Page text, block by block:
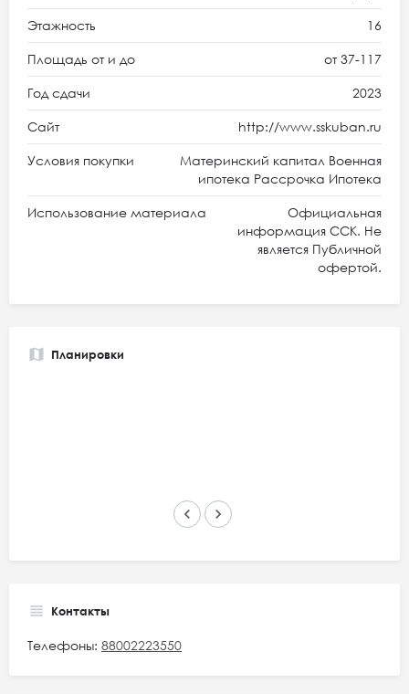
Этажность 16
Площадь от и до от 37-117
Год сдачи 2023
Сайт http://www.sskuban.ru
Условия покупки
Материнский капитал Военная
ипотека Рассрочка Ипотека
Использование материала
Официальная
информация ССК. Не
является Публичной
офертой.
Планировки
keyboard_arrow_left keyboard_arrow_right
Контакты
Телефоны: 88002223550